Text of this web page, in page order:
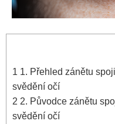
1 1.‍ Přehled zánětu
‍svědění očí
2 2. ‍Původce zánětu
svědění ‌očí